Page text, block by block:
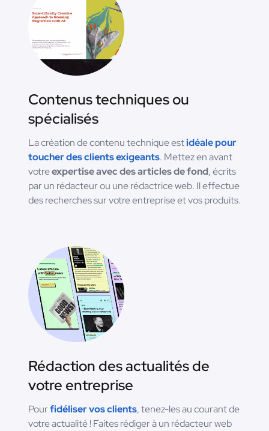
Contenus techniques ou
spécialisés
La création de contenu technique estidéale pour
toucher des clients exigeants. Mettez en avant
votreexpertise avec des articles de fond, écrits
par un rédacteur ou une rédactrice web. Il effectue
des recherches sur votre entreprise et vos produits.
Rédaction des actualités de
votre entreprise
Pourfidéliser vos clients, tenez-les au courant de
votre actualité ! Faites rédiger à un rédacteur web